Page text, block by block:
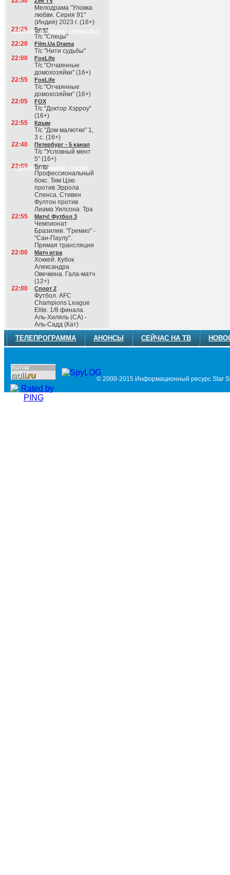
Мелодрама "Уловка
любви. Серия 91"
(Индия) 2023 г. (16+)
СЕЙЧАС В ЭФИРЕ: СЕРИАЛЫ
22:25 Болт
Т/с "Спецы"
22:20
Film.Ua Drama
Т/с "Нити судьбы"
22:00
FoxLife
Т/с "Отчаянные
домохозяйки" (16+)
22:55
FoxLife
Т/с "Отчаянные
домохозяйки" (16+)
22:05
FOX
Т/с "Доктор Хэрроу"
(16+)
22:55
Крым
Т/с "Дом малютки" 1,
3 с. (16+)
22:40
Петербург - 5 канал
Т/с "Условный мент
5" (16+)
СЕЙЧАС В ЭФИРЕ: СПОРТ
22:00 Боец
Профессиональный
бокс. Тим Цзю
против Эррола
Спенса. Стивен
Фултон против
Лиама Уилсона. Тра
22:55
Матч! Футбол 3
Чемпионат
Бразилии. "Гремио" -
"Сан-Паулу".
Прямая трансляция
22:00
Матч игра
Хоккей. Кубок
Александра
Овечкина. Гала-матч
(12+)
22:00
Спорт 2
Футбол. AFC
Champions League
Elite. 1/8 финала.
Аль-Хиляль (СА) -
Аль-Садд (Кат)
ТЕЛЕПРОГРАММА АНОНСЫ СЕЙЧАС НА ТВ
© 2000-2015 Информационный ресурс Star